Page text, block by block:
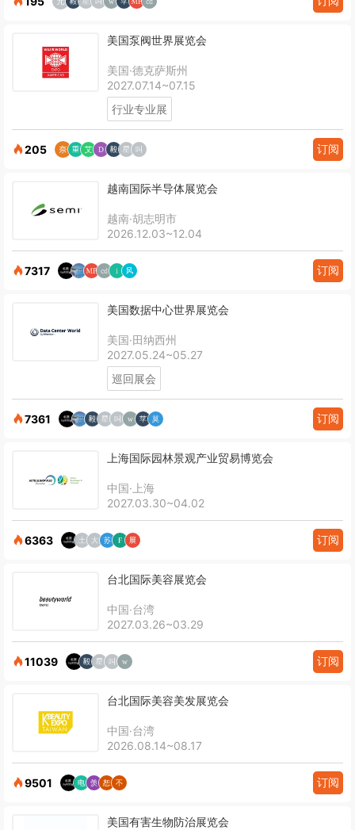
美国泵阀世界展览会
美国·德克萨斯州
2027.07.14~07.15
行业专业展
205 订阅
越南国际半导体展览会
越南·胡志明市
2026.12.03~12.04
7317 订阅
美国数据中心世界展览会
美国·田纳西州
2027.05.24~05.27
巡回展会
7361 订阅
上海国际园林景观产业贸易博览会
中国·上海
2027.03.30~04.02
6363 订阅
台北国际美容展览会
中国·台湾
2027.03.26~03.29
11039 订阅
台北国际美容美发展览会
中国·台湾
2026.08.14~08.17
9501 订阅
美国有害生物防治展览会